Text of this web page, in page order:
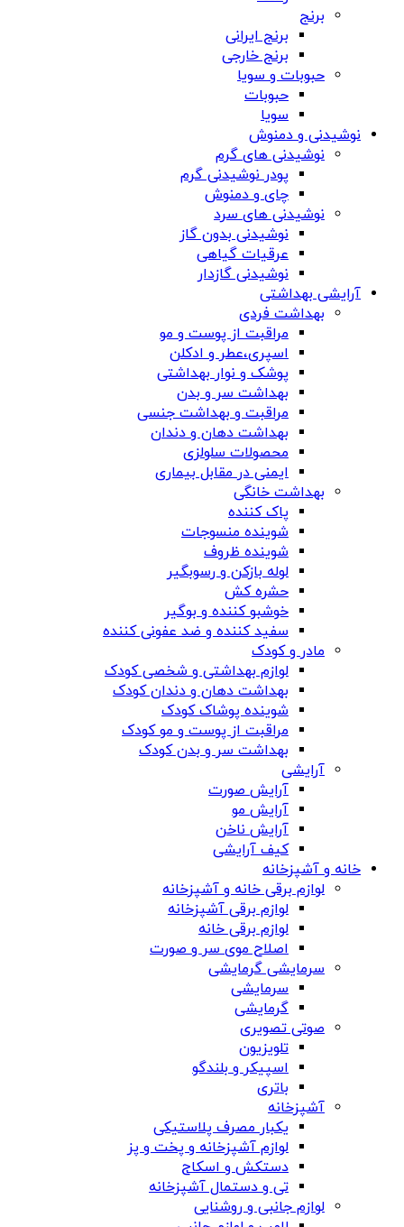
برنج
برنج ایرانی
برنج خارجی
حبوبات و سویا
حبوبات
سویا
نوشیدنی و دمنوش
نوشیدنی های گرم
پودر نوشیدنی گرم
چای و دمنوش
نوشیدنی های سرد
نوشیدنی بدون گاز
عرقیات گیاهی
نوشیدنی گازدار
آرایشی بهداشتی
بهداشت فردی
مراقبت از پوست و مو
اسپری،عطر و ادکلن
پوشک و نوار بهداشتی
بهداشت سر و بدن
مراقبت و بهداشت جنسی
بهداشت دهان و دندان
محصولات سلولزی
ایمنی در مقابل بیماری
بهداشت خانگی
پاک کننده
شوینده منسوجات
شوینده ظروف
لوله بازکن و رسوبگیر
حشره کش
خوشبو کننده و بوگیر
سفید کننده و ضد عفونی کننده
مادر و کودک
لوازم بهداشتی و شخصی کودک
بهداشت دهان و دندان کودک
شوینده پوشاک کودک
مراقبت از پوست و مو کودک
بهداشت سر و بدن کودک
آرایشی
آرایش صورت
آرایش مو
آرایش ناخن
کیف آرایشی
خانه و آشپزخانه
لوازم برقی خانه و آشپزخانه
لوازم برقی آشپزخانه
لوازم برقی خانه
اصلاح موی سر و صورت
سرمایشی گرمایشی
سرمایشی
گرمایشی
صوتی تصویری
تلویزیون
اسپیکر و بلندگو
باتری
آشپزخانه
یکبار مصرف پلاستیکی
لوازم آشپزخانه و پخت و پز
دستکش و اسکاج
تی و دستمال آشپزخانه
لوازم جانبی و روشنایی